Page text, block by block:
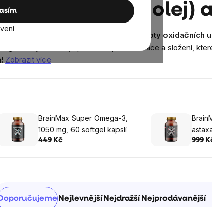
Omega 3 (rybí olej)
svém dodavateli omega 3 aktuální hodnoty oxidačních
3 olejů v té nejlepší kvalitě, bez oxidace a složení,
Zobrazit více
BrainMax Super Omega-3,
1050 mg, 60 softgel kapslí
449 Kč 999
Nejlevnější Nejdražší Nejprodávanější